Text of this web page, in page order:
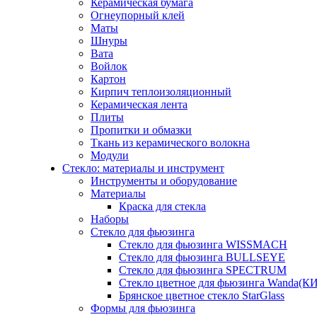
Керамическая бумага
Огнеупорный клей
Маты
Шнуры
Вата
Войлок
Картон
Кирпич теплоизоляционный
Керамическая лента
Плиты
Пропитки и обмазки
Ткань из керамического волокна
Модули
Стекло: материалы и инструмент
Инструменты и оборудование
Материалы
Краска для стекла
Наборы
Стекло для фьюзинга
Стекло для фьюзинга WISSMACH
Стекло для фьюзинга BULLSEYE
Стекло для фьюзинга SPECTRUM
Стекло цветное для фьюзинга
Брянское цветное стекло StarGlass
Формы для фьюзинга